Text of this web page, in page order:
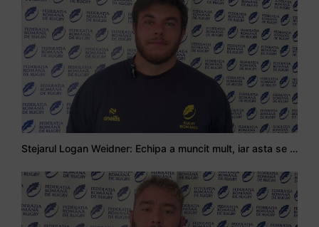
Stejarul Logan Weidner: Echipa a muncit mult, iar asta se va vedea în meciurile de la Nations Cup